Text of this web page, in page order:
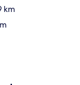
km